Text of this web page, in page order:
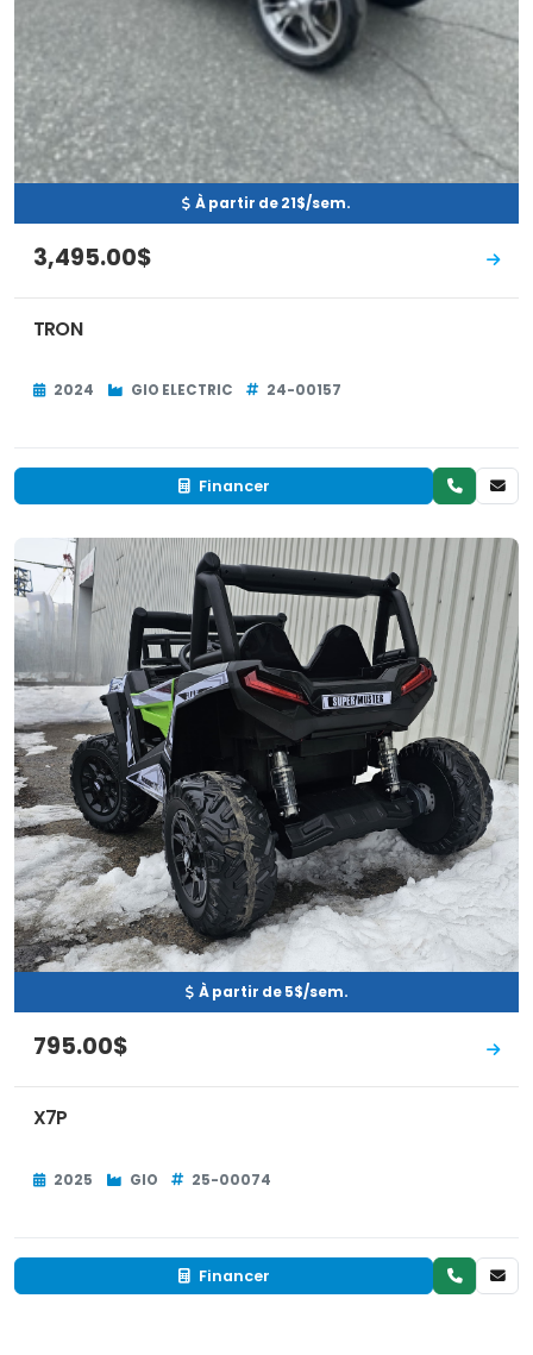
À partir de 21$/sem.
3,495.00$
TRON
2024 GIO ELECTRIC 24-00157
Financer
EN INVENTAIRE Neuf
À partir de 5$/sem.
795.00$
X7P
2025 GIO 25-00074
Financer